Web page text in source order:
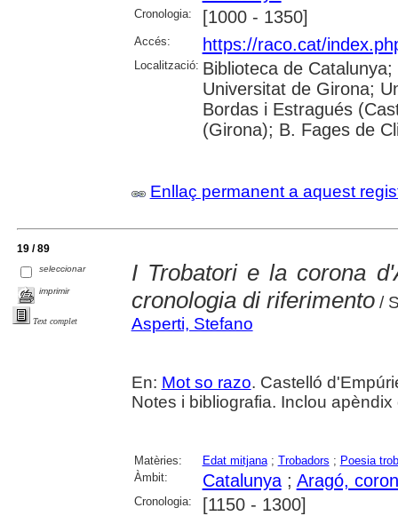
Cronologia: [1000 - 1350]
Accés: https://raco.cat/
Localització: Biblioteca de
Universitat de Girona;
Bordas i Estragués
(Girona); B. Fages de
Enllaç permanent a aquest
19 / 89
seleccionar
imprimir
Text complet
I Trobatori e la corona
cronologia di riferimento/
Asperti, Stefano
En: Mot so razo. Castelló
Notes i bibliografia. Inclou
Matèries: Edat mitjana; Trobadors ; Poesia
Àmbit:
Catalunya; Aragó,
Cronologia: [1150 - 1300]